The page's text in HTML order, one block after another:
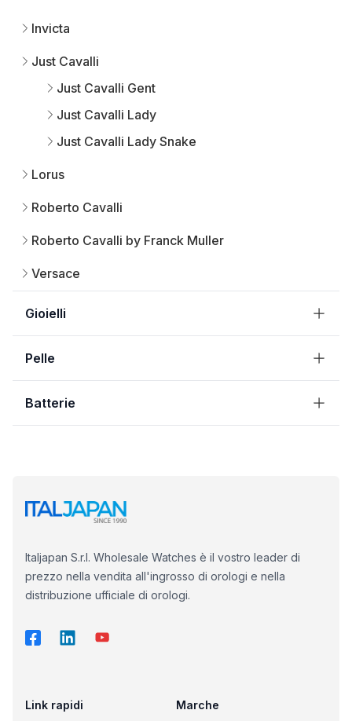
Invicta
Just Cavalli
Just Cavalli Gent
Just Cavalli Lady
Just Cavalli Lady Snake
Lorus
Roberto Cavalli
Roberto Cavalli by Franck Muller
Versace
Gioielli
Pelle
Batterie
Italjapan S.r.l. Wholesale Watches è il vostro leader di
prezzo nella vendita all'ingrosso di orologi e nella
distribuzione ufficiale di orologi.
Link rapidi
Marche